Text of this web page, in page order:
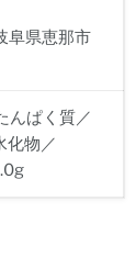
阜県恵那市
んぱく質／
化物／